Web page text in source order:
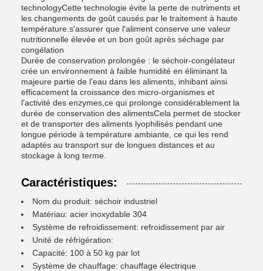
technologyCette technologie évite la perte de nutriments et
les changements de goût causés par le traitement à haute
température.s'assurer que l'aliment conserve une valeur
nutritionnelle élevée et un bon goût après séchage par
congélation
Durée de conservation prolongée : le séchoir-congélateur
crée un environnement à faible humidité en éliminant la
majeure partie de l'eau dans les aliments, inhibant ainsi
efficacement la croissance des micro-organismes et
l'activité des enzymes,ce qui prolonge considérablement la
durée de conservation des alimentsCela permet de stocker
et de transporter des aliments lyophilisés pendant une
longue période à température ambiante, ce qui les rend
adaptés au transport sur de longues distances et au
stockage à long terme.
Caractéristiques:
Nom du produit: séchoir industriel
Matériau: acier inoxydable 304
Système de refroidissement: refroidissement par air
Unité de réfrigération:
Capacité: 100 à 50 kg par lot
Système de chauffage: chauffage électrique